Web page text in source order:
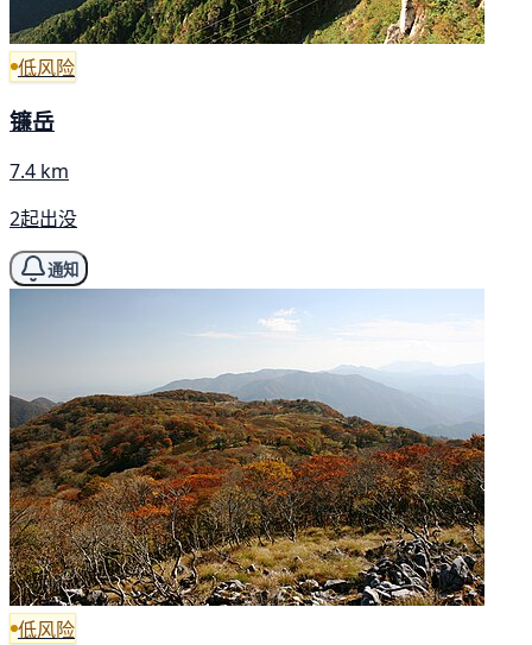
低风险
镰岳
7.4 km
2起出没
通知
低风险